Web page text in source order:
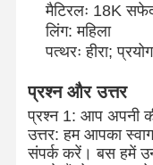
मैटिरलः 18K
लिंग: महिला
पत्थरः हीरा;
प्रश्न और उत्तर
प्रश्न 1: आप अपनी
उत्तर: हम आपका
संपर्क करें। बस हमें